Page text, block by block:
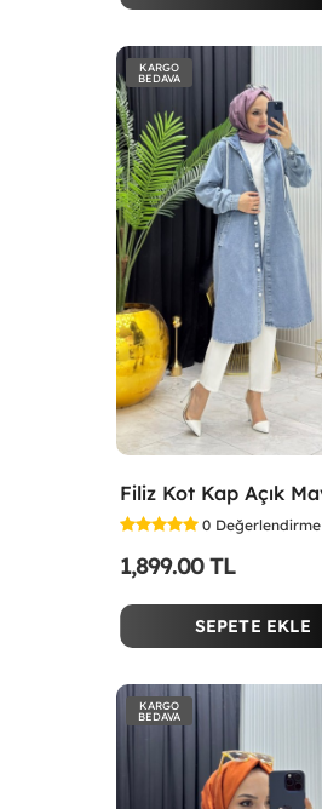
KARGO
BEDAVA
0 Değerlendirme
1,899.00 TL
SEPETE EKLE
KARGO
BEDAVA